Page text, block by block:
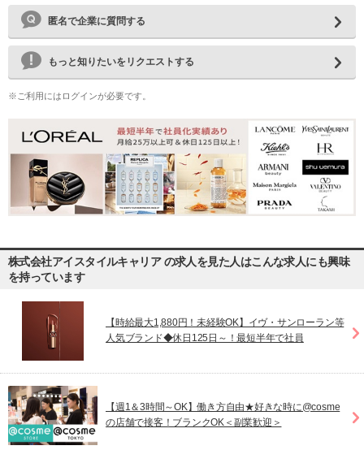
匿名で企業に質問する
もっと知りたいをリクエストする
※ご利用にはログインが必要です。
株式会社アイスタイルキャリア の求人を見た人はこんな求人にも興味
を持っています
【時給最大1,880円！未経験OK】イヴ・サンローラン等
人気ブランド◆休日125日～！最短半年で社員
【週1＆3時間～OK】働き方自由★好きな時に@cosme
の店舗で接客！ブランクOK＜副業歓迎＞